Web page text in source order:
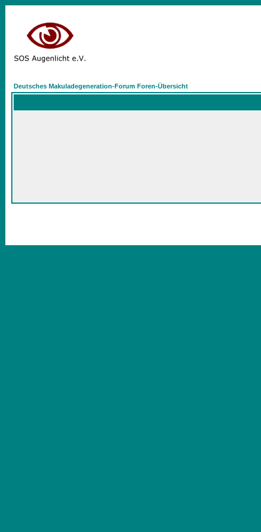
Deutsches Makuladegeneration-Forum Foren-Übersicht